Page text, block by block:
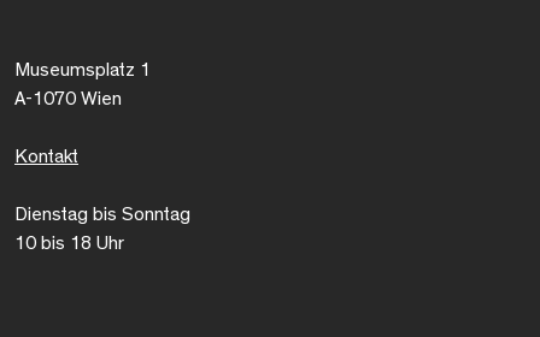
Museumsplatz 1
A-1070 Wien
Kontakt
Dienstag bis Sonntag
10 bis 18 Uhr